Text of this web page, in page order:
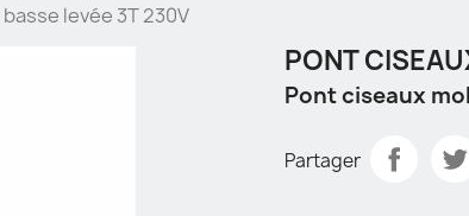
levée 3T 230V
PONT
Pont ciseaux
Partager